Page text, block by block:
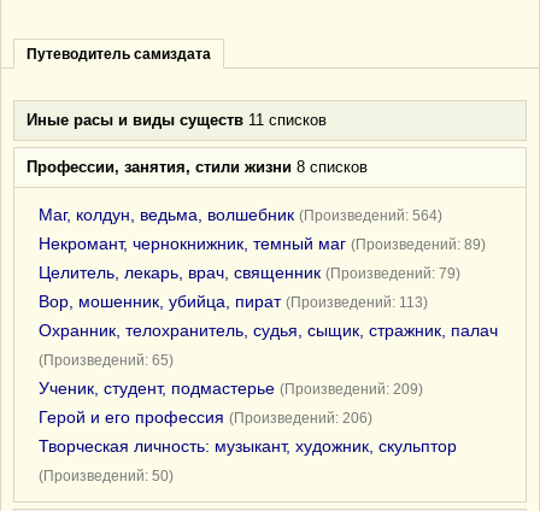
Путеводитель самиздата
Иные расы и виды существ 11 списков
Профессии, занятия, стили жизни 8 списков
Маг, колдун, ведьма, волшебник (Произведений: 564)
Некромант, чернокнижник, темный маг (Произведений: 89)
Целитель, лекарь, врач, священник (Произведений: 79)
Вор, мошенник, убийца, пират (Произведений: 113)
Охранник, телохранитель, судья, сыщик, стражник, палач
(Произведений: 65)
Ученик, студент, подмастерье (Произведений: 209)
Герой и его профессия (Произведений: 206)
Творческая личность: музыкант, художник, скульптор
(Произведений: 50)